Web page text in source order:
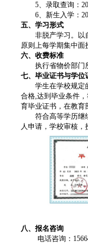
5、录取查询：
6、新生入学：
五、学习形式
非脱产学习。以
原则上每学期集中面
六、 收费标准
执行省物价部门
七、 毕业证书与学位
学生在学校规定
合格,达到毕业条件
育毕业证书，在教育
符合高等学历继
人申请，学校审核，
八、 报名咨询
电话咨询：